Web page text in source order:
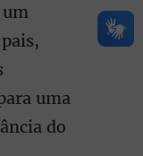
uma
do